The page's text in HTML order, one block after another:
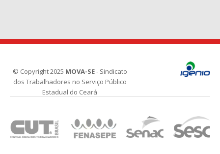
© Copyright 2025 MOVA-SE- Sindicato
dos Trabalhadores no Serviço Público
Estadual do Ceará